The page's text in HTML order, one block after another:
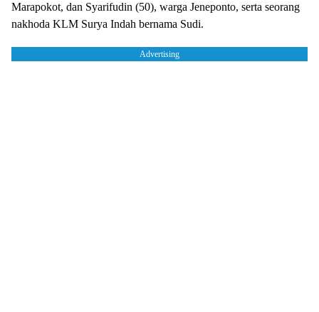
Marapokot, dan Syarifudin (50), warga Jeneponto, serta seorang
nakhoda KLM Surya Indah bernama Sudi.
Advertising